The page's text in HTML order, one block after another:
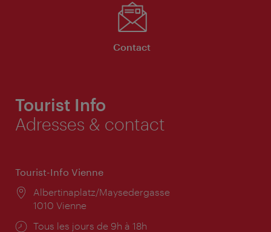
Contact
Tourist Info
Adresses & contact
Tourist-Info Vienne
Lieu:
Albertinaplatz/Maysedergasse
1010 Vienne
Horaires
Tous les jours de 9h à 18h